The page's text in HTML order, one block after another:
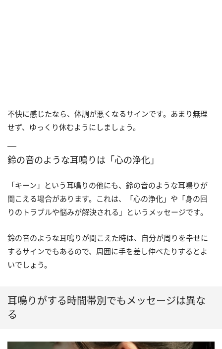
不快に感じたなら、体調が悪くなるサインです。あまり無理
せず、ゆっくり休むようにしましょう。
鈴の音のような耳鳴りは「心の浄化」
「キーン」という耳鳴りの他にも、鈴の音のような耳鳴りが
聞こえる場合があります。これは、「心の浄化」や「身の回
りのトラブルや悩みが解決される」というメッセージです。
鈴の音のような耳鳴りが聞こえた時は、自分が周りを幸せに
するサインでもあるので、周囲に手を差し伸べたりするとよ
いでしょう。
耳鳴りがする時間帯別でもメッセージは異な
る